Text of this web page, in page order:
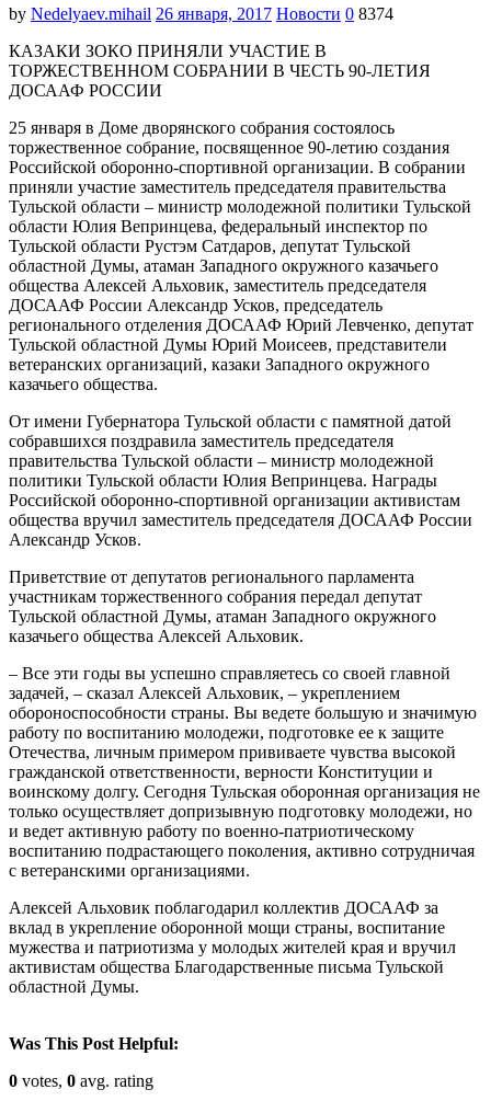
by Nedelyaev.mihail 26 января, 2017 Новости 0 8374
КАЗАКИ ЗОКО ПРИНЯЛИ УЧАСТИЕ В
ТОРЖЕСТВЕННОМ СОБРАНИИ В ЧЕСТЬ 90-ЛЕТИЯ
ДОСААФ РОССИИ
25 января в Доме дворянского собрания состоялось
торжественное собрание, посвященное 90-летию создания
Российской оборонно-спортивной организации. В собрании
приняли участие заместитель председателя правительства
Тульской области – министр молодежной политики Тульской
области Юлия Вепринцева, федеральный инспектор по
Тульской области Рустэм Сатдаров, депутат Тульской
областной Думы, атаман Западного окружного казачьего
общества Алексей Альховик, заместитель председателя
ДОСААФ России Александр Усков, председатель
регионального отделения ДОСААФ Юрий Левченко, депутат
Тульской областной Думы Юрий Моисеев, представители
ветеранских организаций, казаки Западного окружного
казачьего общества.
От имени Губернатора Тульской области с памятной датой
собравшихся поздравила заместитель председателя
правительства Тульской области – министр молодежной
политики Тульской области Юлия Вепринцева. Награды
Российской оборонно-спортивной организации активистам
общества вручил заместитель председателя ДОСААФ России
Александр Усков.
Приветствие от депутатов регионального парламента
участникам торжественного собрания передал депутат
Тульской областной Думы, атаман Западного окружного
казачьего общества Алексей Альховик.
– Все эти годы вы успешно справляетесь со своей главной
задачей, – сказал Алексей Альховик, – укреплением
обороноспособности страны. Вы ведете большую и значимую
работу по воспитанию молодежи, подготовке ее к защите
Отечества, личным примером прививаете чувства высокой
гражданской ответственности, верности Конституции и
воинскому долгу. Сегодня Тульская оборонная организация не
только осуществляет допризывную подготовку молодежи, но
и ведет активную работу по военно-патриотическому
воспитанию подрастающего поколения, активно сотрудничая
с ветеранскими организациями.
Алексей Альховик поблагодарил коллектив ДОСААФ за
вклад в укрепление оборонной мощи страны, воспитание
мужества и патриотизма у молодых жителей края и вручил
активистам общества Благодарственные письма Тульской
областной Думы.
Was This Post Helpful:
0 votes, 0 avg. rating